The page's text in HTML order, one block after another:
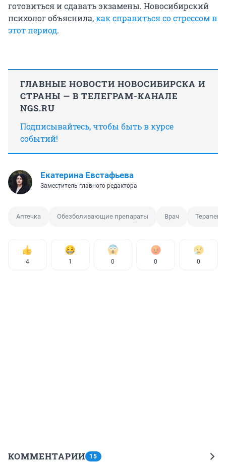
готовиться и сдавать экзамены. Новосибирский
психолог объяснила,как справиться со стрессом в
этот период.
ГЛАВНЫЕ НОВОСТИ НОВОСИБИРСКА И
СТРАНЫ — В ТЕЛЕГРАМ-КАНАЛЕ
NGS.RU
Подписывайтесь, чтобы быть в курсе
событий!
Екатерина Евстафьева
Заместитель главного редактора
Аптечка Обезболивающие препараты Врач Терапевт
4 1 0 0 0
КОММЕНТАРИИ 15